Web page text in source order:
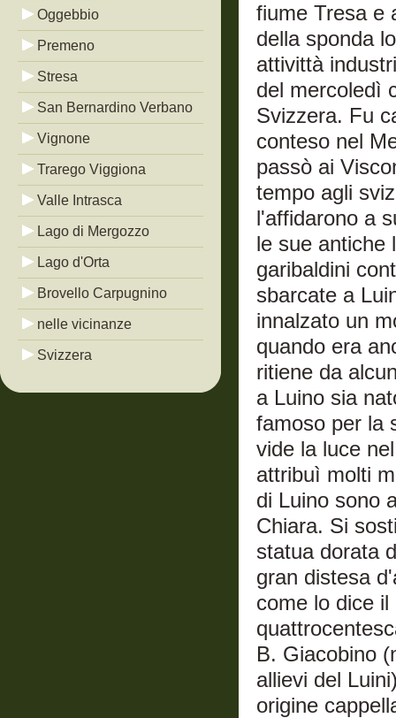
Oggebbio
Premeno
Stresa
San Bernardino Verbano
Vignone
Trarego Viggiona
Valle Intrasca
Lago di Mergozzo
Lago d'Orta
Brovello Carpugnino
nelle vicinanze
Svizzera
fiume Tresa e
della sponda
attivittà
del mercoledì
Svizzera. Fu
conteso nel
passò ai
tempo agli
l'affidarono a
le sue antiche
garibaldini
sbarcate a
innalzato un
quando era
ritiene da
a Luino sia
famoso per la
vide la luce
attribuì molti
di Luino sono
Chiara. Si
statua dorata
gran distesa
come lo dice
B. Giacobino
allievi del
origine